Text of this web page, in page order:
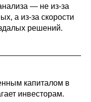
— не из-за
а из-за скорости
решений.
капиталом в
инвесторам.